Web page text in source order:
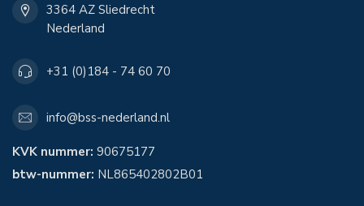
3364 AZ Sliedrecht
Nederland
+31 (0)184 - 74 60 70
info@bss-nederland.nl
KVK nummer: 90675177
btw-nummer: NL865402802B01